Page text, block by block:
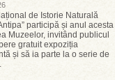
de Istorie Naturală
participă și anul acesta
Muzeelor, invitând publicul
gratuit expoziția
și să ia parte la o serie de